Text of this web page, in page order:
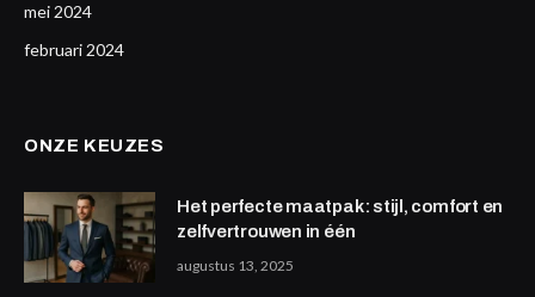
mei 2024
februari 2024
ONZE KEUZES
Het perfecte maatpak: stijl, comfort en
zelfvertrouwen in één
augustus 13, 2025